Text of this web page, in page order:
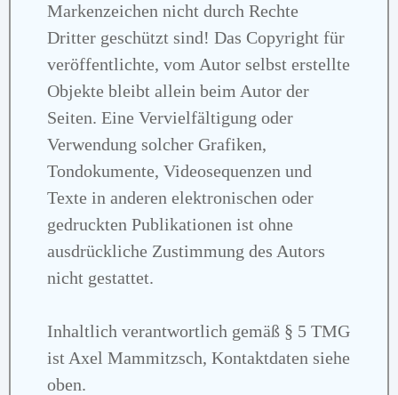
Markenzeichen nicht durch Rechte
Dritter geschützt sind! Das Copyright für
veröffentlichte, vom Autor selbst erstellte
Objekte bleibt allein beim Autor der
Seiten. Eine Vervielfältigung oder
Verwendung solcher Grafiken,
Tondokumente, Videosequenzen und
Texte in anderen elektronischen oder
gedruckten Publikationen ist ohne
ausdrückliche Zustimmung des Autors
nicht gestattet.
Inhaltlich verantwortlich gemäß § 5 TMG
ist Axel Mammitzsch, Kontaktdaten siehe
oben.